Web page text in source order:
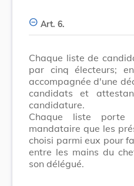
Art. 6.
Chaque liste de
par cinq électeurs;
accompagnée d'une
candidats et
candidature.
Chaque liste porte
mandataire que les
choisi parmi eux pour
entre les mains du
son délégué.